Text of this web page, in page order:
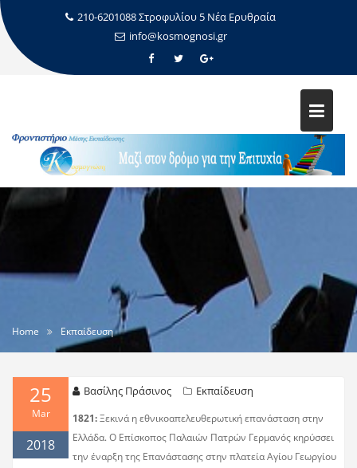
210-6201088 Στροφυλίου 5 Νέα Ερυθραία
info@kosmognosi.gr
Home Εκπαίδευση
25
Mar
2018
Βασίλης Πράσινος Εκπαίδευση
1821:Ξεκινά η εθνικοαπελευθερωτική επανάσταση στην
Ελλάδα. Ο Επίσκοπος Παλαιών Πατρών Γερμανός κηρύσσει
την έναρξη της Επανάστασης στην πλατεία Αγίου Γεωργίου